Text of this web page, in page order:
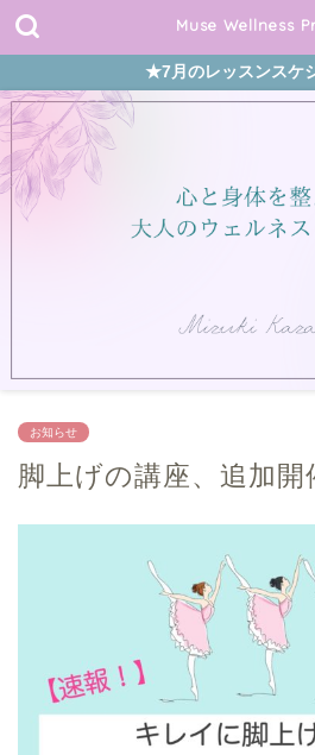
Muse Wellness
★7月のレッスンスケ
お知らせ
脚上げの講座、追加開